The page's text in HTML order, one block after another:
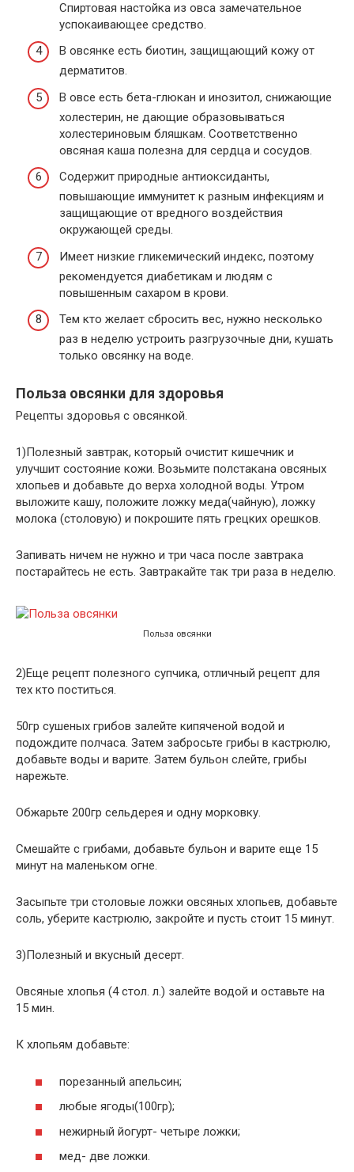
Спиртовая настойка из овса замечательное
успокаивающее средство.
В овсянке есть биотин, защищающий кожу от
дерматитов.
В овсе есть бета-глюкан и инозитол, снижающие
холестерин, не дающие образовываться
холестериновым бляшкам. Соответственно
овсяная каша полезна для сердца и сосудов.
Содержит природные антиоксиданты,
повышающие иммунитет к разным инфекциям и
защищающие от вредного воздействия
окружающей среды.
Имеет низкие гликемический индекс, поэтому
рекомендуется диабетикам и людям с
повышенным сахаром в крови.
Тем кто желает сбросить вес, нужно несколько
раз в неделю устроить разгрузочные дни, кушать
только овсянку на воде.
Польза овсянки для здоровья
Рецепты здоровья с овсянкой.
1)Полезный завтрак, который очистит кишечник и
улучшит состояние кожи. Возьмите полстакана овсяных
хлопьев и добавьте до верха холодной воды. Утром
выложите кашу, положите ложку меда(чайную), ложку
молока (столовую) и покрошите пять грецких орешков.
Запивать ничем не нужно и три часа после завтрака
постарайтесь не есть. Завтракайте так три раза в неделю.
Польза овсянки
2)Еще рецепт полезного супчика, отличный рецепт для
тех кто поститься.
50гр сушеных грибов залейте кипяченой водой и
подождите полчаса. Затем забросьте грибы в кастрюлю,
добавьте воды и варите. Затем бульон слейте, грибы
нарежьте.
Обжарьте 200гр сельдерея и одну морковку.
Смешайте с грибами, добавьте бульон и варите еще 15
минут на маленьком огне.
Засыпьте три столовые ложки овсяных хлопьев, добавьте
соль, уберите кастрюлю, закройте и пусть стоит 15 минут.
3)Полезный и вкусный десерт.
Овсяные хлопья (4 стол. л.) залейте водой и оставьте на
15 мин.
К хлопьям добавьте:
порезанный апельсин;
любые ягоды(100гр);
нежирный йогурт- четыре ложки;
мед- две ложки.